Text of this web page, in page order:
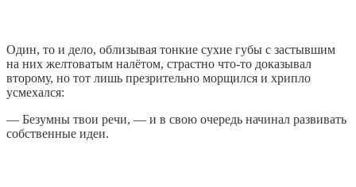
Один, то и дело, облизывая тонкие сухие губы с застывшим
на них желтоватым налётом, страстно что-то доказывал
второму, но тот лишь презрительно морщился и хрипло
усмехался:
— Безумны твои речи, — и в свою очередь начинал развивать
собственные идеи.